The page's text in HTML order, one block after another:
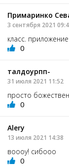
Примаринко
3 сентября 2021
класс.
0
талдоурпп-
31 июля 2021 11:52
просто
0
Alerу
13 июля 2021 14:38
воооу! сибооо
0